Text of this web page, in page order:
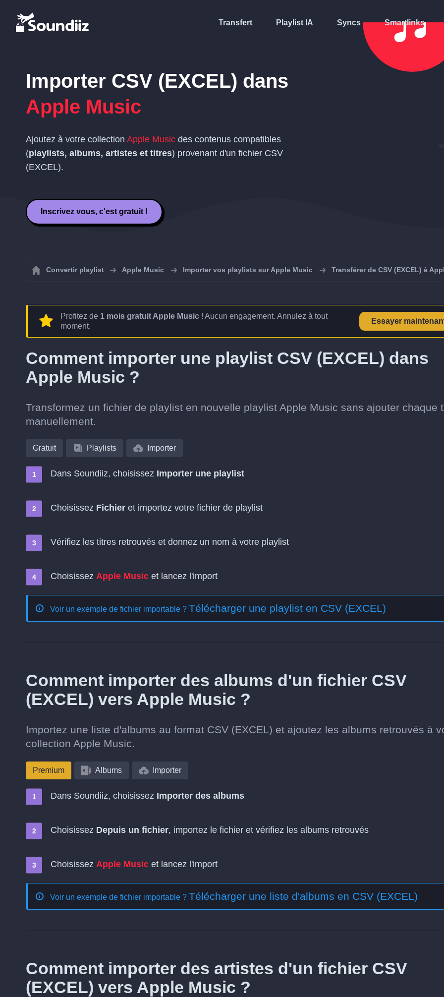
Transfert Playlist IA Syncs Smartlinks
Importer CSV (EXCEL) dans
Apple Music
Ajoutez à votre collection Apple Music des contenus compatibles
(playlists, albums, artistes et titres) provenant d'un fichier CSV
(EXCEL).
Inscrivez vous, c'est gratuit !
Convertir playlist Apple Music Importer vos playlists sur Apple Music Transférer de CSV (EXCEL) à
Profitez de 1 mois gratuit Apple Music ! Aucun engagement. Annulez à tout
moment.
Essayer
Comment importer une playlist CSV (EXCEL) dans
Apple Music ?
Transformez un fichier de playlist en nouvelle playlist Apple Music sans ajouter chaque
manuellement.
Gratuit Playlists Importer
Dans Soundiiz, choisissez Importer une playlist
Choisissez Fichier et importez votre fichier de playlist
Vérifiez les titres retrouvés et donnez un nom à votre playlist
Choisissez Apple Music et lancez l'import
Voir un exemple de fichier importable ? Télécharger une playlist en CSV (EXCEL)
Comment importer des albums d'un fichier CSV
(EXCEL) vers Apple Music ?
Importez une liste d'albums au format CSV (EXCEL) et ajoutez les albums retrouvés à
collection Apple Music.
Premium Albums Importer
Dans Soundiiz, choisissez Importer des albums
Choisissez Depuis un fichier, importez le fichier et vérifiez les albums retrouvés
Choisissez Apple Music et lancez l'import
Voir un exemple de fichier importable ? Télécharger une liste d'albums en CSV (EXCEL)
Comment importer des artistes d'un fichier CSV
(EXCEL) vers Apple Music ?